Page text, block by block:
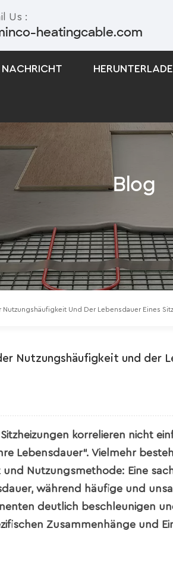
Us :
heatingcable.com
NACHRICHT
Blog
Und Der Lebensdauer Eines
Nutzungshäufigkeit und der
korrelieren nicht
Lebensdauer“. Vielmehr
Nutzungsmethode: Eine
während häufige und
deutlich beschleunigen
Zusammenhänge und